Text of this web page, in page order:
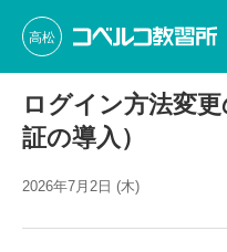
高松
ログイン方法変
証の導入）
2026年7月2日 (木)